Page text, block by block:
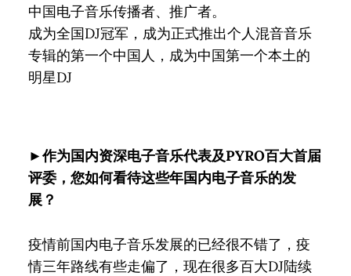
中国电子音乐传播者、推广者。
成为全国DJ冠军，成为正式推出个人混音音乐
专辑的第一个中国人，成为中国第一个本土的
明星DJ
►作为国内资深电子音乐代表及PYRO百大首届
评委，您如何看待这些年国内电子音乐的发
展？
疫情前国内电子音乐发展的已经很不错了，疫
情三年路线有些走偏了，现在很多百大DJ陆续